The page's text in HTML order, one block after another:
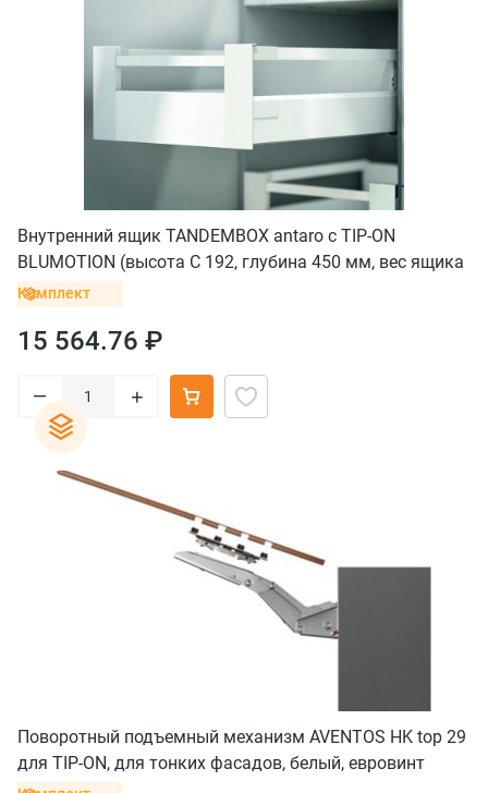
Внутренний ящик TANDEMBOX antaro с TIP-ON
BLUMOTION (высота С 192, глубина 450 мм, вес ящика
от 10 до 30 кг), белый
Комплект
15 564.76 ₽
– +
Поворотный подъемный механизм AVENTOS HK top 29
для TIP-ON, для тонких фасадов, белый, евровинт